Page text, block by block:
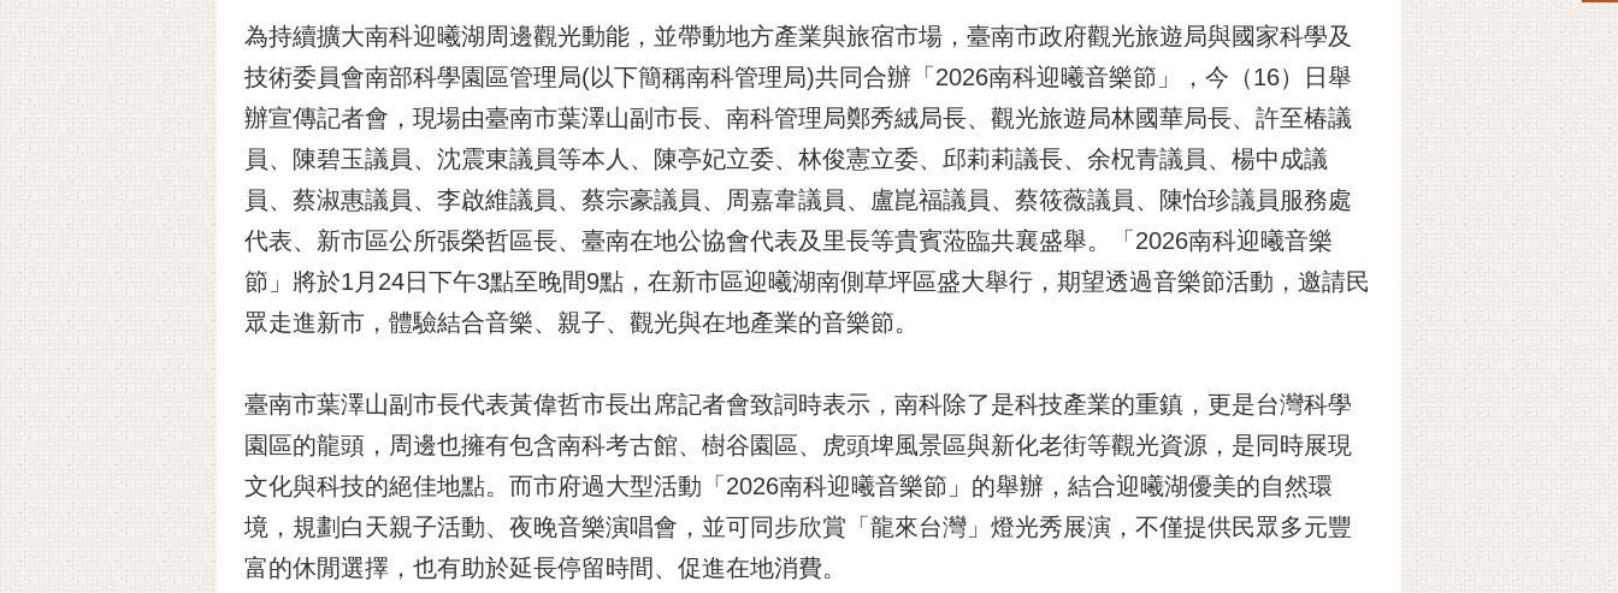
為持續擴大南科迎曦湖周邊觀光動能，並帶動地方產業與旅宿市場，臺南市政府觀光旅遊局與國家科學及
技術委員會南部科學園區管理局(以下簡稱南科管理局)共同合辦「2026南科迎曦音樂節」，今（16）日舉
辦宣傳記者會，現場由臺南市葉澤山副市長、南科管理局鄭秀絨局長、觀光旅遊局林國華局長、許至椿議
員、陳碧玉議員、沈震東議員等本人、陳亭妃立委、林俊憲立委、邱莉莉議長、余柷青議員、楊中成議
員、蔡淑惠議員、李啟維議員、蔡宗豪議員、周嘉韋議員、盧崑福議員、蔡筱薇議員、陳怡珍議員服務處
代表、新市區公所張榮哲區長、臺南在地公協會代表及里長等貴賓蒞臨共襄盛舉。「2026南科迎曦音樂
節」將於1月24日下午3點至晚間9點，在新市區迎曦湖南側草坪區盛大舉行，期望透過音樂節活動，邀請民
眾走進新市，體驗結合音樂、親子、觀光與在地產業的音樂節。
臺南市葉澤山副市長代表黃偉哲市長出席記者會致詞時表示，南科除了是科技產業的重鎮，更是台灣科學
園區的龍頭，周邊也擁有包含南科考古館、樹谷園區、虎頭埤風景區與新化老街等觀光資源，是同時展現
文化與科技的絕佳地點。而市府過大型活動「2026南科迎曦音樂節」的舉辦，結合迎曦湖優美的自然環
境，規劃白天親子活動、夜晚音樂演唱會，並可同步欣賞「龍來台灣」燈光秀展演，不僅提供民眾多元豐
富的休閒選擇，也有助於延長停留時間、促進在地消費。